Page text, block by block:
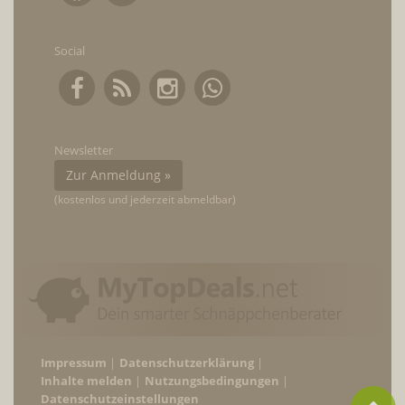
Social
Newsletter
Zur Anmeldung »
(kostenlos und jederzeit abmeldbar)
Impressum
Datenschutzerklärung
Inhalte melden
Nutzungsbedingungen
Datenschutzeinstellungen